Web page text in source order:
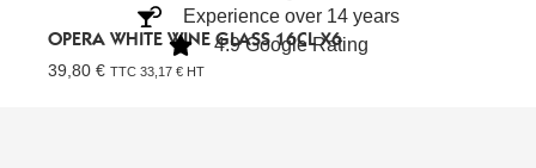
OPERA WHITE WINE GLASS 16CL X6
39,80 € TTC 33,17 € HT
Experience over 14 years
4.9 Google Rating